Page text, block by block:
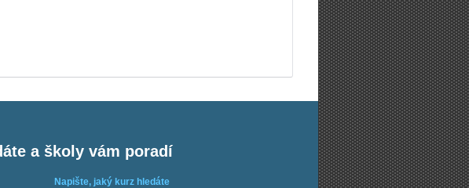
a školy vám poradí
Napište, jaký kurz hledáte